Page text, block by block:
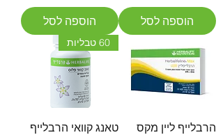
הוספה לסל הוספה לסל
הרבלייף ליין מקס
60 טבליות
טאנג קוואי הרבלייף